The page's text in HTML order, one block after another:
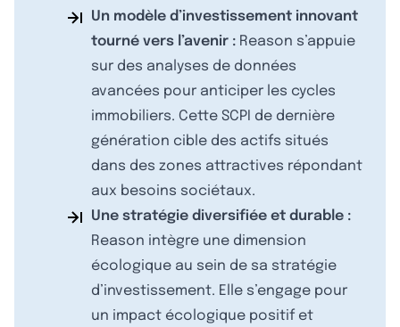
Un modèle d’investissement innovant
tourné vers l’avenir : Reason s’appuie
sur des analyses de données
avancées pour anticiper les cycles
immobiliers. Cette SCPI de dernière
génération cible des actifs situés
dans des zones attractives répondant
aux besoins sociétaux.
Une stratégie diversifiée et durable :
Reason intègre une dimension
écologique au sein de sa stratégie
d’investissement. Elle s’engage pour
un impact écologique positif et